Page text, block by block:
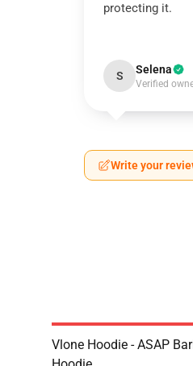
protecting it.
S Selena
Verified
Write your
Vlone Hoodie - ASAP